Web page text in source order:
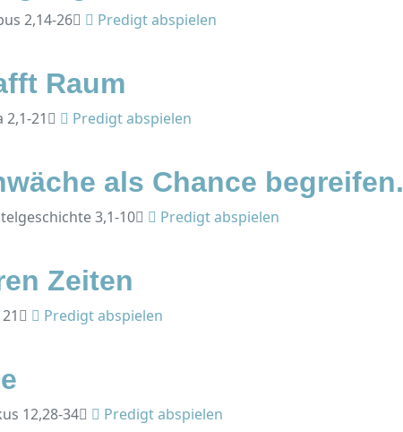
2,14-26 Predigt abspielen
Raum
2,1-21 Predigt abspielen
als Chance begreifen.
3,1-10 Predigt abspielen
Zeiten
Predigt abspielen
12,28-34 Predigt abspielen